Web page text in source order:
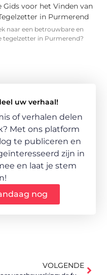
Gids voor het Vinden van
in Purmerend
naar een betrouwbare en
tegelzetter in Purmerend?
uw verhaal!
of verhalen delen
Met ons platform
te publiceren en
zijn in
en laat je stem
nog
VOLGENDE